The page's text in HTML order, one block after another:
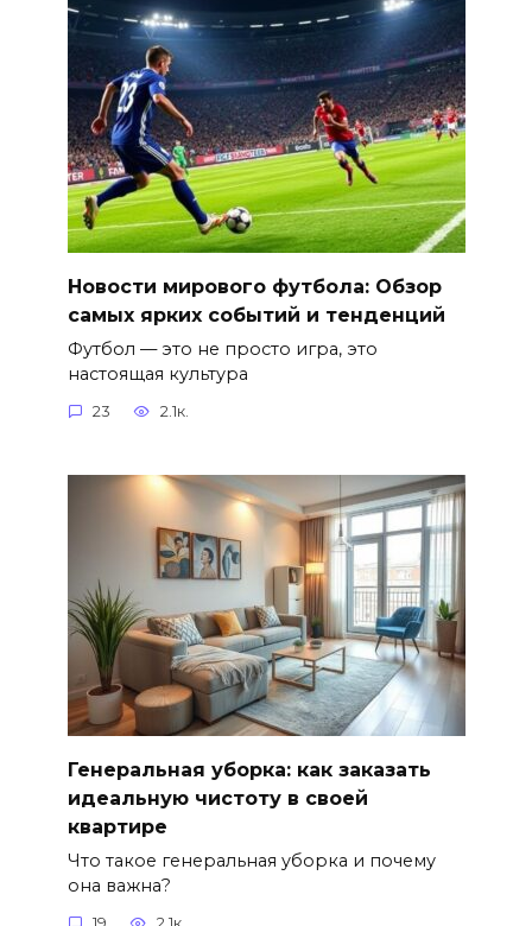
Новости мирового футбола: Обзор
самых ярких событий и тенденций
Футбол — это не просто игра, это
настоящая культура
23 2.1к.
Генеральная уборка: как заказать
идеальную чистоту в своей
квартире
Что такое генеральная уборка и почему
она важна?